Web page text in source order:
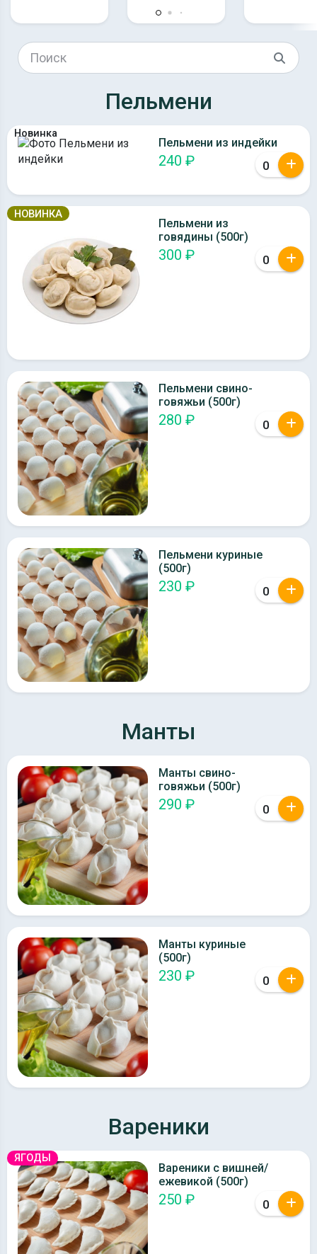
Пельмени
Новинка
Пельмени из индейки
240 ₽
НОВИНКА
Пельмени из
говядины (500г)
300 ₽
Пельмени свино-
говяжьи (500г)
280 ₽
Пельмени куриные
(500г)
230 ₽
Манты
Манты свино-
говяжьи (500г)
290 ₽
Манты куриные
(500г)
230 ₽
Вареники
ЯГОДЫ
Вареники с вишней/
ежевикой (500г)
250 ₽